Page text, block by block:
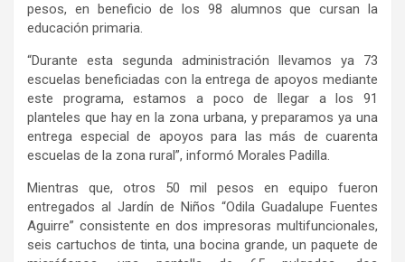
pesos, en beneficio de los 98 alumnos que cursan la
educación primaria.
“Durante esta segunda administración llevamos ya 73
escuelas beneficiadas con la entrega de apoyos mediante
este programa, estamos a poco de llegar a los 91
planteles que hay en la zona urbana, y preparamos ya una
entrega especial de apoyos para las más de cuarenta
escuelas de la zona rural”, informó Morales Padilla.
Mientras que, otros 50 mil pesos en equipo fueron
entregados al Jardín de Niños “Odila Guadalupe Fuentes
Aguirre” consistente en dos impresoras multifuncionales,
seis cartuchos de tinta, una bocina grande, un paquete de